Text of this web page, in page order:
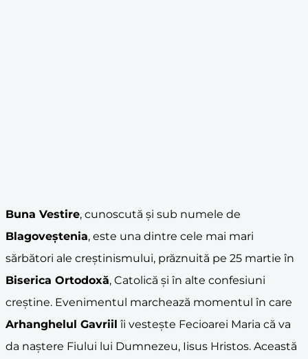
Buna Vestire, cunoscută și sub numele de
Blagoveștenia, este una dintre cele mai mari
sărbători ale creștinismului, prăznuită pe 25 martie în
Biserica Ortodoxă, Catolică și în alte confesiuni
creștine. Evenimentul marchează momentul în care
Arhanghelul Gavriil îi vestește Fecioarei Maria că va
da naștere Fiului lui Dumnezeu, Iisus Hristos. Această